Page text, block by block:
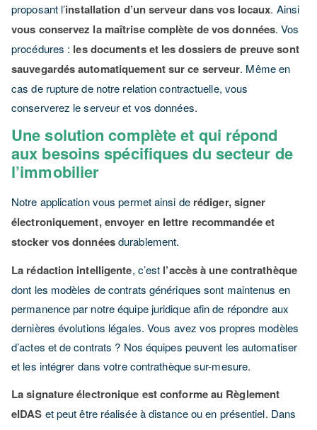
proposant l’installation d’un serveur dans vos locaux. Ainsi
vous conservez la maîtrise complète de vos données. Vos
procédures : les documents et les dossiers de preuve sont
sauvegardés automatiquement sur ce serveur. Même en
cas de rupture de notre relation contractuelle, vous
conserverez le serveur et vos données.
Une solution complète et qui répond
aux besoins spécifiques du secteur de
l’immobilier
Notre application vous permet ainsi de rédiger, signer
électroniquement, envoyer en lettre recommandée et
stocker vos donnéesdurablement.
La rédaction intelligente, c’est l’accès à une contrathèque
dont les modèles de contrats génériques sont maintenus en
permanence par notre équipe juridique afin de répondre aux
dernières évolutions légales. Vous avez vos propres modèles
d’actes et de contrats ? Nos équipes peuvent les automatiser
et les intégrer dans votre contrathèque sur-mesure.
La signature électronique est conforme au Règlement
eIDAS et peut être réalisée à distance ou en présentiel. Dans